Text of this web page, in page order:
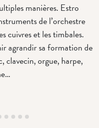
manières. Estro
de l’orchestre
cuivres et les timbales.
agrandir sa formation de
clavecin, orgue, harpe,